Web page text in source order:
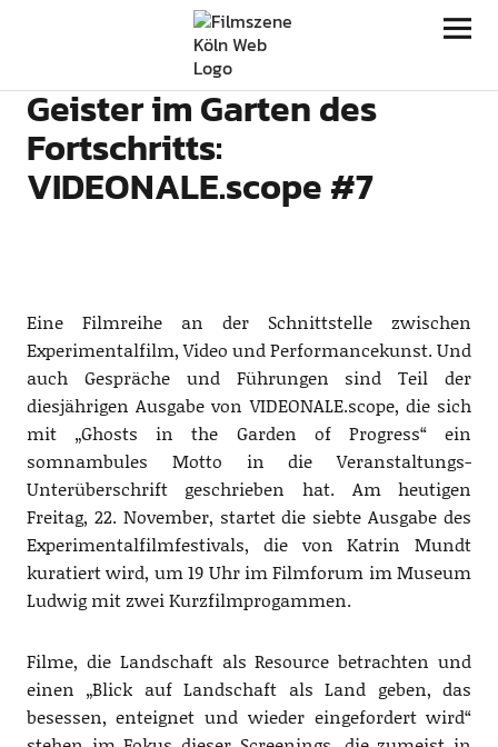
Filmszene Köln
Geister im Garten des
Fortschritts:
VIDEONALE.scope #7
Eine Filmreihe an der Schnittstelle zwischen
Experimentalfilm, Video und Performancekunst. Und
auch Gespräche und Führungen sind Teil der
diesjährigen Ausgabe von VIDEONALE.scope, die sich
mit „Ghosts in the Garden of Progress“ ein
somnambules Motto in die Veranstaltungs-
Unterüberschrift geschrieben hat. Am heutigen
Freitag, 22. November, startet die siebte Ausgabe des
Experimentalfilmfestivals, die von Katrin Mundt
kuratiert wird, um 19 Uhr im Filmforum im Museum
Ludwig mit zwei Kurzfilmprogammen.
Filme, die Landschaft als Resource betrachten und
einen „Blick auf Landschaft als Land geben, das
besessen, enteignet und wieder eingefordert wird“